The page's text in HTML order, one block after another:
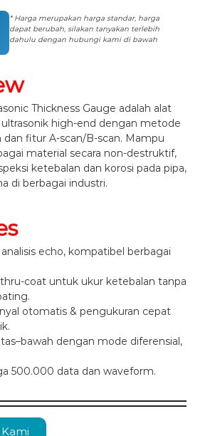
* Harga merupakan harga standar, harga
dapat berubah, silakan tanyakan terlebih
dahulu dengan hubungi kami di bawah
Thickness Gauge adalah alat
high-end dengan metode
fitur A-scan/B-scan. Mampu
material secara non-destruktif,
ketebalan dan korosi pada pipa,
di berbagai industri.
echo, kompatibel berbagai
coat untuk ukur ketebalan tanpa
otomatis & pengukuran cepat
dengan mode diferensial,
500.000 data dan waveform.